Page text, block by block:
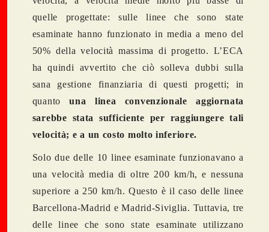
quelle progettate: sulle linee che sono state
esaminate hanno funzionato in media a meno del
50% della velocità massima di progetto. L’ECA
ha quindi avvertito che ciò solleva dubbi sulla
sana gestione finanziaria di questi progetti; in
quantouna linea convenzionale aggiornata
sarebbe stata sufficiente per raggiungere tali
velocità; e a un costo molto inferiore.
Solo due delle 10 linee esaminate funzionavano a
una velocità media di oltre 200 km/h, e nessuna
superiore a 250 km/h. Questo è il caso delle linee
Barcellona-Madrid e Madrid-Siviglia. Tuttavia, tre
delle linee che sono state esaminate utilizzano